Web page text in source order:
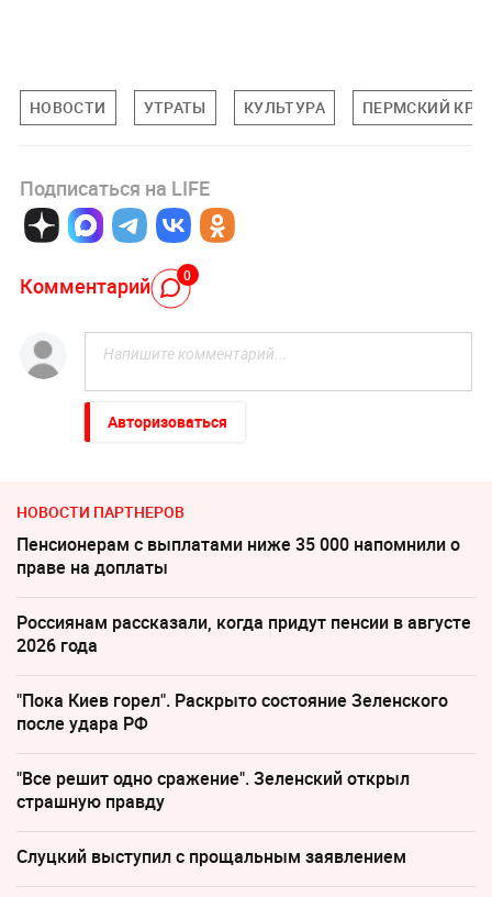
НОВОСТИ УТРАТЫ КУЛЬТУРА ПЕРМСКИЙ
Подписаться на LIFE
Комментарий 0
Авторизоваться
НОВОСТИ ПАРТНЕРОВ
Пенсионерам с выплатами ниже 35 000 напомнили о
праве на доплаты
Россиянам рассказали, когда придут пенсии в августе
2026 года
"Пока Киев горел". Раскрыто состояние Зеленского
после удара РФ
"Все решит одно сражение". Зеленский открыл
страшную правду
Слуцкий выступил с прощальным заявлением